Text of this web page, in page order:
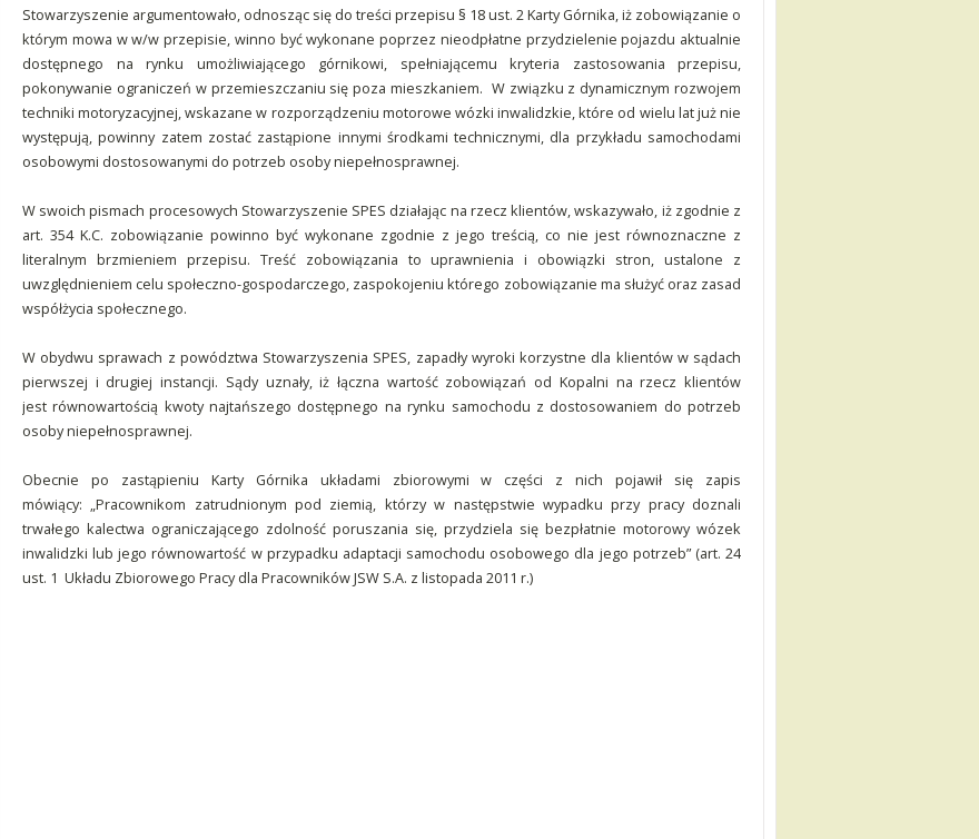
Stowarzyszenie argumentowało, odnosząc się do treści przepisu § 18 ust. 2 Karty Górnika, iż zobowiązanie o
którym mowa w w/w przepisie, winno być wykonane poprzez nieodpłatne przydzielenie pojazdu aktualnie
dostępnego na rynku umożliwiającego górnikowi, spełniającemu kryteria zastosowania przepisu,
pokonywanie ograniczeń w przemieszczaniu się poza mieszkaniem. W związku z dynamicznym rozwojem
techniki motoryzacyjnej, wskazane w rozporządzeniu motorowe wózki inwalidzkie, które od wielu lat już nie
występują, powinny zatem zostać zastąpione innymi środkami technicznymi, dla przykładu samochodami
osobowymi dostosowanymi do potrzeb osoby niepełnosprawnej.
W swoich pismach procesowych Stowarzyszenie SPES działając na rzecz klientów, wskazywało, iż zgodnie z
art. 354 K.C. zobowiązanie powinno być wykonane zgodnie z jego treścią, co nie jest równoznaczne z
literalnym brzmieniem przepisu. Treść zobowiązania to uprawnienia i obowiązki stron, ustalone z
uwzględnieniem celu społeczno-gospodarczego, zaspokojeniu którego zobowiązanie ma służyć oraz zasad
współżycia społecznego.
W obydwu sprawach z powództwa Stowarzyszenia SPES, zapadły wyroki korzystne dla klientów w sądach
pierwszej i drugiej instancji. Sądy uznały, iż łączna wartość zobowiązań od Kopalni na rzecz klientów
jest równowartością kwoty najtańszego dostępnego na rynku samochodu z dostosowaniem do potrzeb
osoby niepełnosprawnej.
Obecnie po zastąpieniu Karty Górnika układami zbiorowymi w części z nich pojawił się zapis
mówiący: „Pracownikom zatrudnionym pod ziemią, którzy w następstwie wypadku przy pracy doznali
trwałego kalectwa ograniczającego zdolność poruszania się, przydziela się bezpłatnie motorowy wózek
inwalidzki lub jego równowartość w przypadku adaptacji samochodu osobowego dla jego potrzeb” (art. 24
ust. 1 Układu Zbiorowego Pracy dla Pracowników JSW S.A. z listopada 2011 r.)